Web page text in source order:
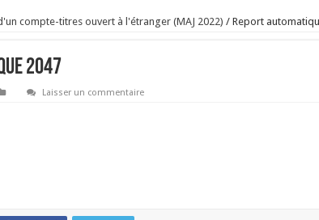
compte-titres ouvert à l'étranger (MAJ 2022) / Report
2047
Laisser un commentaire